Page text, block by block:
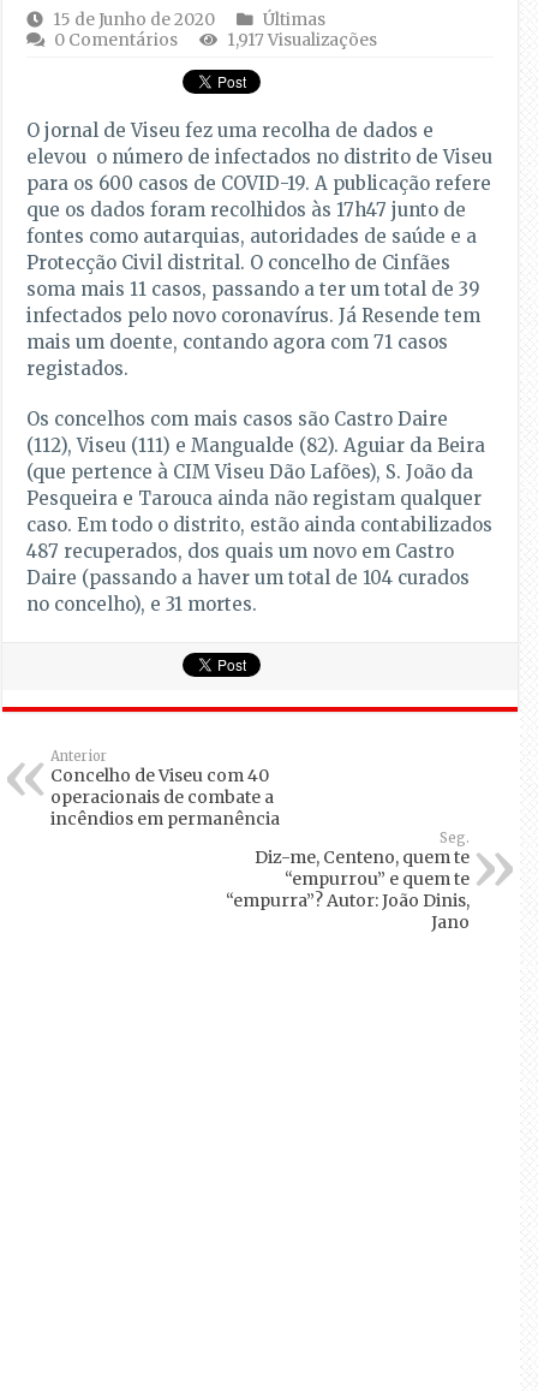
15 de Junho de 2020
Últimas
0 Comentários
1,917 Visualizações
O jornal de Viseu fez uma recolha de dados e
elevou o número de infectados no distrito de Viseu
para os 600 casos de COVID-19. A publicação refere
que os dados foram recolhidos às 17h47 junto de
fontes como autarquias, autoridades de saúde e a
Protecção Civil distrital. O concelho de Cinfães
soma mais 11 casos, passando a ter um total de 39
infectados pelo novo coronavírus. Já Resende tem
mais um doente, contando agora com 71 casos
registados.
Os concelhos com mais casos são Castro Daire
(112), Viseu (111) e Mangualde (82). Aguiar da Beira
(que pertence à CIM Viseu Dão Lafões), S. João da
Pesqueira e Tarouca ainda não registam qualquer
caso. Em todo o distrito, estão ainda contabilizados
487 recuperados, dos quais um novo em Castro
Daire (passando a haver um total de 104 curados
no concelho), e 31 mortes.
Anterior
Concelho de Viseu com 40
operacionais de combate a
incêndios em permanência
Seg.
Diz-me, Centeno, quem te
“empurrou” e quem te
“empurra”? Autor: João Dinis,
Jano